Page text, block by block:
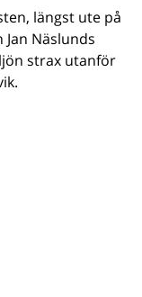
längst ute på
Näslunds
strax utanför